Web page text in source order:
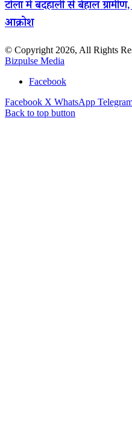
टोला में बदहाली से बेहाल
आक्रोश
© Copyright 2026, All Rights
Bizpulse Media
Facebook
Facebook X WhatsApp
Back to top button